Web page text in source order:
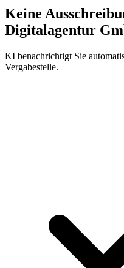
Keine
Digitalagentur
KI benachrichtigt Sie
Vergabestelle.